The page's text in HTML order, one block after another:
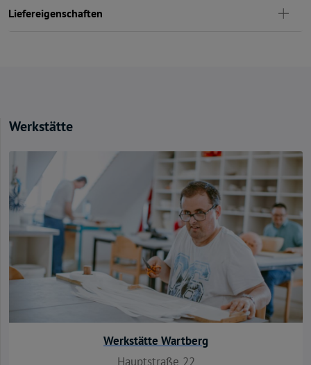
Liefereigenschaften
Werkstätte
Werkstätte Wartberg
Hauptstraße 22